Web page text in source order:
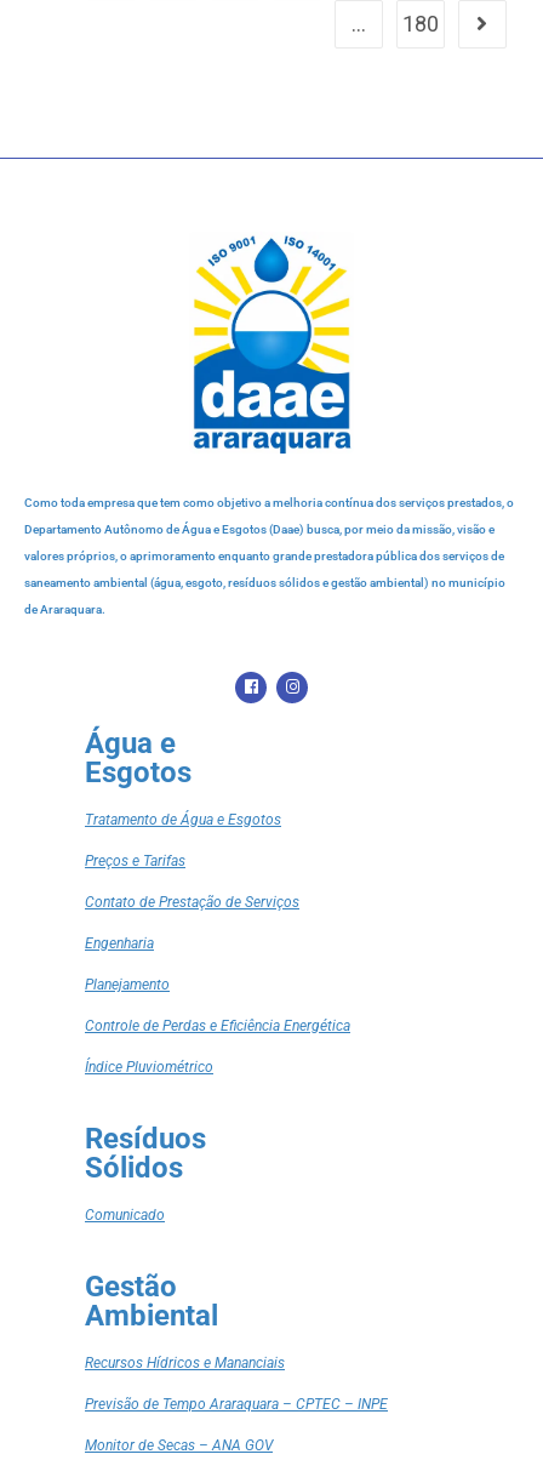
…
180
Como toda empresa que tem como objetivo a melhoria contínua dos serviços prestados, o
Departamento Autônomo de Água e Esgotos (Daae) busca, por meio da missão, visão e
valores próprios, o aprimoramento enquanto grande prestadora pública dos serviços de
saneamento ambiental (água, esgoto, resíduos sólidos e gestão ambiental) no município
de Araraquara.
Água e
Esgotos
Tratamento de Água e Esgotos
Preços e Tarifas
Contato de Prestação de Serviços
Engenharia
Planejamento
Controle de Perdas e Eficiência Energética
Índice Pluviométrico
Resíduos
Sólidos
Comunicado
Gestão
Ambiental
Recursos Hídricos e Mananciais
Previsão de Tempo Araraquara – CPTEC – INPE
Monitor de Secas – ANA GOV